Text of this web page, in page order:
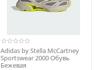
Adidas by Stella McCartney
Sportswear 2000 Обувь
Бежевая